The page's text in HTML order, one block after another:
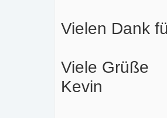
Vielen Dank
Viele Grüße
Kevin